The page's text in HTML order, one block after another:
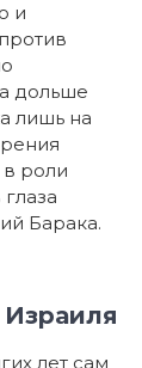
и
дольше
лишь на
роли
Барака.
лет сам